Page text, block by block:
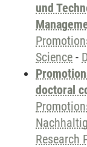
und
Science -
doctoral
Research